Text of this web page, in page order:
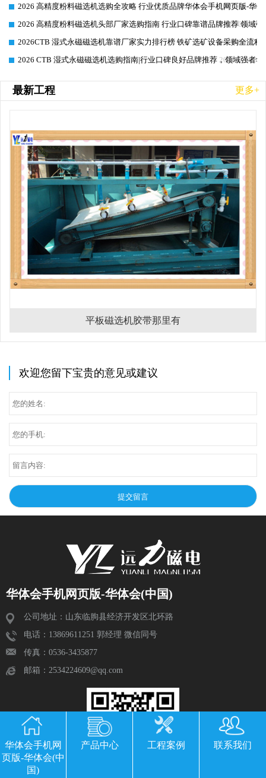
2026-06-26
2026 高精度粉料磁选机选购全攻略 行业优质品牌华体会手机网页版-华
2026-06-26
2026 高精度粉料磁选机头部厂家选购指南 行业口碑靠谱品牌推荐 领域
2026-06-25
2026CTB 湿式永磁磁选机靠谱厂家实力排行榜 铁矿选矿设备采购全流程
2026-06-25
2026 CTB 湿式永磁磁选机选购指南|行业口碑良好品牌推荐，领域强者
最新工程 更多+
平板磁选机胶带那里有
欢迎您留下宝贵的意见或建议
华体会手机网页版-华体会(中国)
公司地址：山东临朐县经济开发区北环路
电话：13869611251 郭经理 微信同号
传真：0536-3435877
邮箱：2534224609@qq.com
华体会手机网
页版-华体会(中
国)
产品中心 工程案例 联系我们